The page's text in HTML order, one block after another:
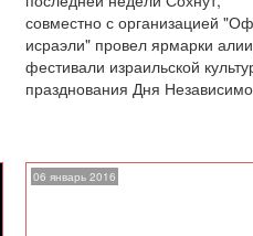
совместно с организацией
исраэли" провел ярмарки
фестивали израильской
празднования Дня
06 январь 2016